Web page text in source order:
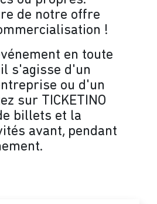
de notre offre
!
en toute
s'agisse d'un
ou d'un
sur TICKETINO
billets et la
avant, pendant